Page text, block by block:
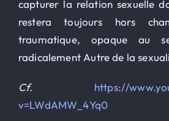
capturer la relation sexuelle
restera toujours hors
traumatique, opaque au
radicalement Autre de la
Cf.
https://
v=LWdAMW_4Yq0